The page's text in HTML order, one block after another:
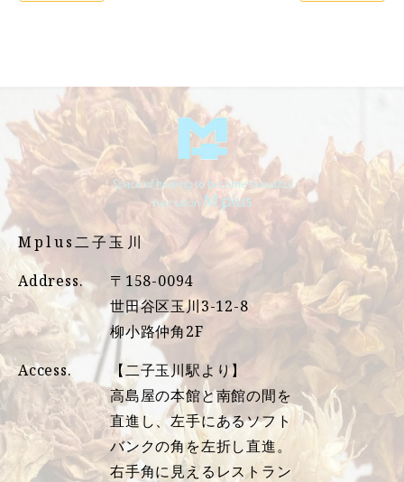
Mplus二子玉川
Address.
〒158-0094
世田谷区玉川3-12-8
柳小路仲角2F
Access.
【二子玉川駅より】
高島屋の本館と南館の間を
直進し、左手にあるソフト
バンクの角を左折し直進。
右手角に見えるレストラン